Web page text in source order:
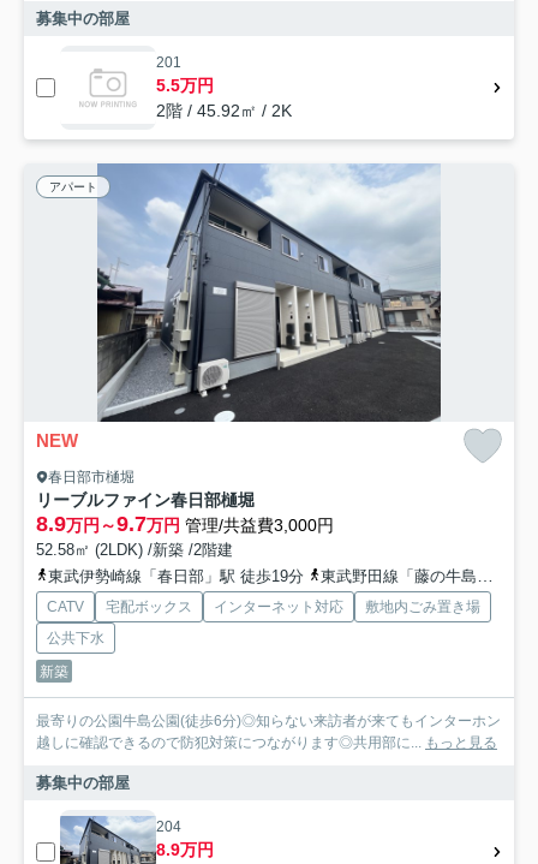
募集中の部屋
201
5.5万円
2階 / 45.92㎡ / 2K
アパート
NEW
春日部市樋堀
リーブルファイン春日部樋堀
8.9万円～9.7万円 管理/共益費3,000円
52.58㎡ (2LDK) /新築 /2階建
東武伊勢崎線「春日部」駅 徒歩19分
東武野田線「藤の牛島」駅 徒歩19分
CATV 宅配ボックス インターネット対応
敷地内ごみ置き場
公共下水
新築
最寄りの公園牛島公園(徒歩6分)◎知らない来訪者が来てもインターホン
越しに確認できるので防犯対策につながります◎共用部に... もっと見る
募集中の部屋
204
8.9万円